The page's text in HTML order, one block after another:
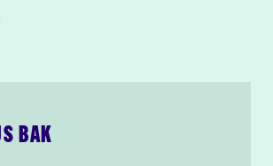
BAK